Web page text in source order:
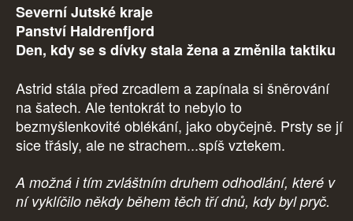
Severní Jutské kraje
Panství Haldrenfjord
Den, kdy se s dívky stala žena a změnila taktiku
Astrid stála před zrcadlem a zapínala si šněrování
na šatech. Ale tentokrát to nebylo to
bezmyšlenkovité oblékání, jako obyčejně. Prsty se jí
sice třásly, ale ne strachem...spíš vztekem.
A možná i tím zvláštním druhem odhodlání, které v
ní vyklíčilo někdy během těch tří dnů, kdy byl pryč.